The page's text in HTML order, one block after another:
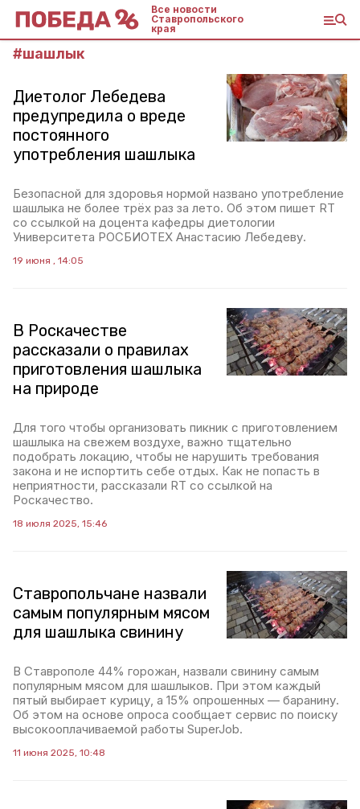
Все новости
Ставропольского
края
#шашлык
Диетолог Лебедева
предупредила о вреде
постоянного
употребления шашлыка
Безопасной для здоровья нормой названо употребление
шашлыка не более трёх раз за лето. Об этом пишет RT
со ссылкой на доцента кафедры диетологии
Университета РОСБИОТЕХ Анастасию Лебедеву.
19 июня , 14:05
В Роскачестве
рассказали о правилах
приготовления шашлыка
на природе
Для того чтобы организовать пикник с приготовлением
шашлыка на свежем воздухе, важно тщательно
подобрать локацию, чтобы не нарушить требования
закона и не испортить себе отдых. Как не попасть в
неприятности, рассказали RT со ссылкой на
Роскачество.
18 июля 2025, 15:46
Ставропольчане назвали
самым популярным мясом
для шашлыка свинину
В Ставрополе 44% горожан, назвали свинину самым
популярным мясом для шашлыков. При этом каждый
пятый выбирает курицу, а 15% опрошенных — баранину.
Об этом на основе опроса сообщает сервис по поиску
высокооплачиваемой работы SuperJob.
11 июня 2025, 10:48